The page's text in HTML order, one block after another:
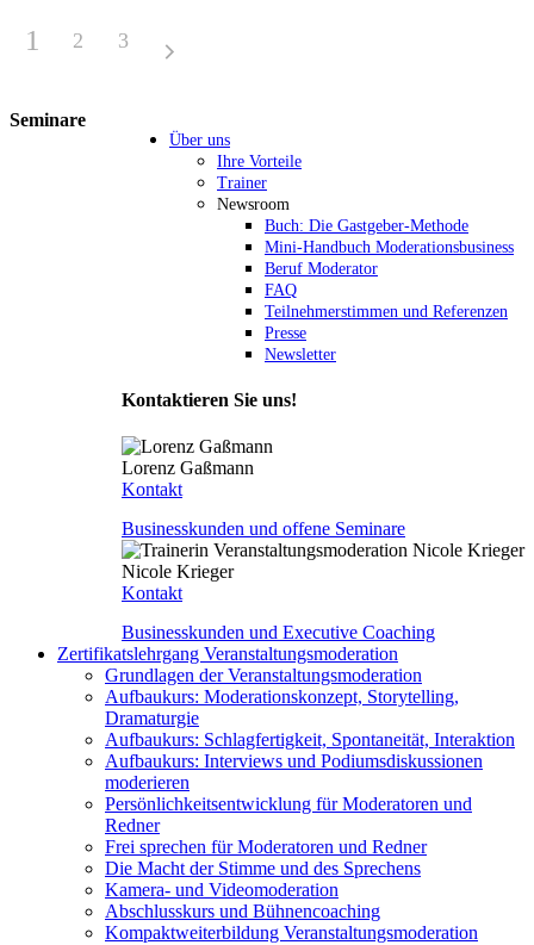
1 2 3
Über uns
Ihre Vorteile
Trainer
Newsroom
Buch: Die Gastgeber-Methode
Mini-Handbuch Moderationsbusiness
Beruf Moderator
FAQ
Teilnehmerstimmen und Referenzen
Presse
Newsletter
Kontaktieren Sie uns!
Lorenz Gaßmann
Kontakt
Businesskunden und offene Seminare
Nicole Krieger
Kontakt
Businesskunden und Executive Coaching
Seminare
Zertifikatslehrgang Veranstaltungsmoderation
Grundlagen der Veranstaltungsmoderation
Aufbaukurs: Moderationskonzept, Storytelling,
Dramaturgie
Aufbaukurs: Schlagfertigkeit, Spontaneität, Interaktion
Aufbaukurs: Interviews und Podiumsdiskussionen
moderieren
Persönlichkeitsentwicklung für Moderatoren und
Redner
Frei sprechen für Moderatoren und Redner
Die Macht der Stimme und des Sprechens
Kamera- und Videomoderation
Abschlusskurs und Bühnencoaching
Kompaktweiterbildung Veranstaltungsmoderation